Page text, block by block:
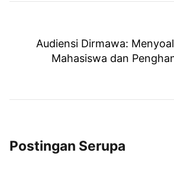
Audiensi Dirmawa:
Mahasiswa dan
Postingan Serupa